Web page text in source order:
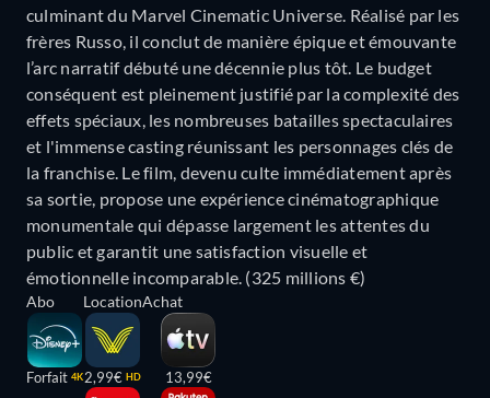
culminant du Marvel Cinematic Universe. Réalisé par les
frères Russo, il conclut de manière épique et émouvante
l’arc narratif débuté une décennie plus tôt. Le budget
conséquent est pleinement justifié par la complexité des
effets spéciaux, les nombreuses batailles spectaculaires
et l'immense casting réunissant les personnages clés de
la franchise. Le film, devenu culte immédiatement après
sa sortie, propose une expérience cinématographique
monumentale qui dépasse largement les attentes du
public et garantit une satisfaction visuelle et
émotionnelle incomparable. (325 millions €)
Abo
Forfait 4K
Location
2,99€ HD
Achat
13,99€